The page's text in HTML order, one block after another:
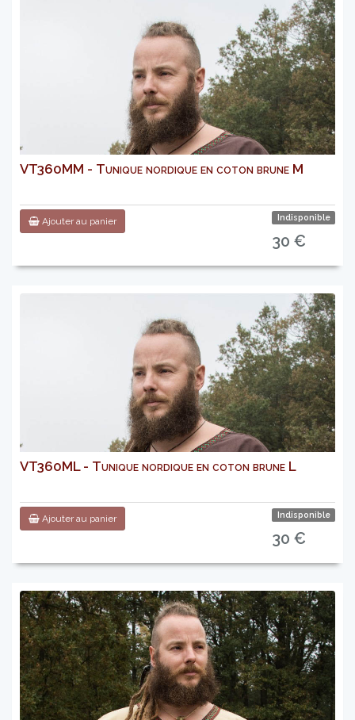
VT360MM - Tunique nordique en coton brune M
Ajouter au panier Indisponible
30 €
VT360ML - Tunique nordique en coton brune L
Ajouter au panier Indisponible
30 €